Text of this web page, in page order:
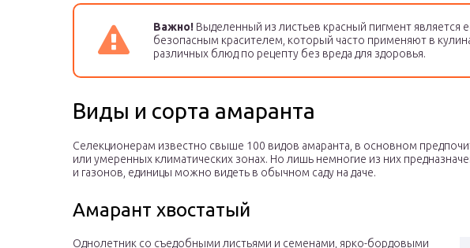
Важно! Выделенный из листьев красный пигмент является
безопасным красителем, который часто применяют в
различных блюд по рецепту без вреда для здоровья.
Виды и сорта амаранта
Селекционерам известно свыше 100 видов амаранта, в основном
или умеренных климатических зонах. Но лишь немногие из них
и газонов, единицы можно видеть в обычном саду на даче.
Амарант хвостатый
Однолетник со съедобными листьями и семенами, ярко-бордовыми